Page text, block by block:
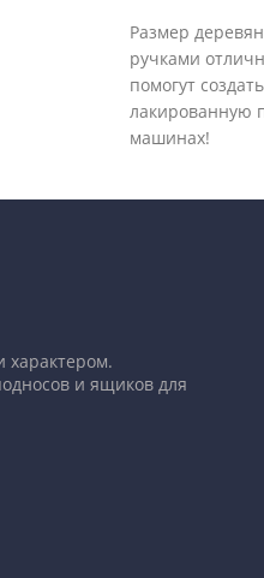
Размер
ручками
помогут
лакированную
машинах!
характером.
и ящиков для